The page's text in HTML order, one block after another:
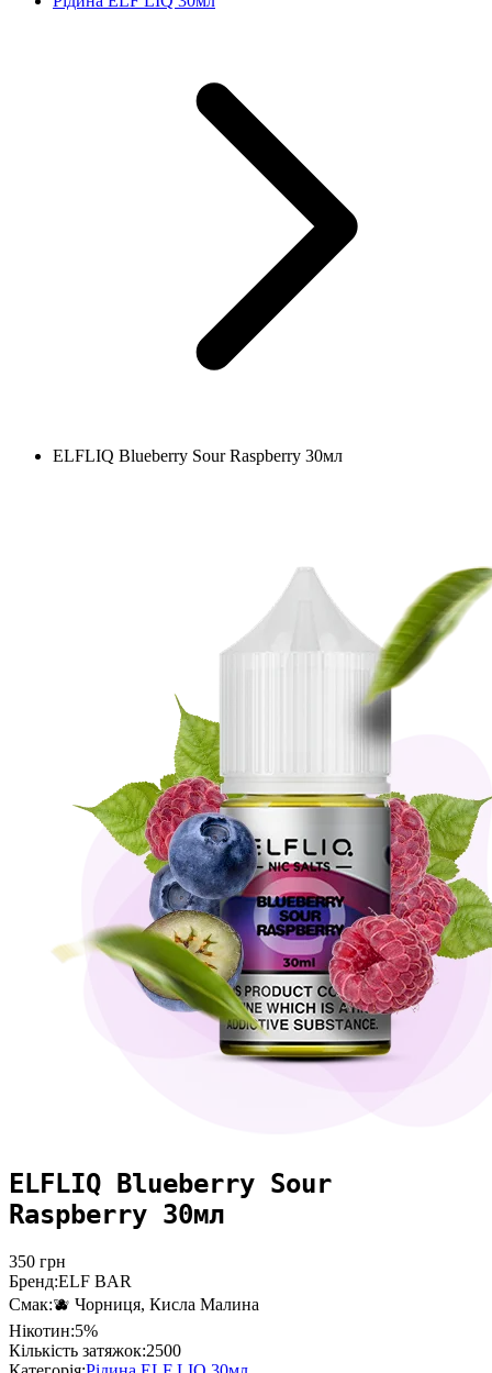
ELFLIQ Blueberry Sour Raspberry 30мл
ELFLIQ Blueberry Sour
Raspberry 30мл
350 грн
Бренд:ELF BAR
Смак:🫐 Чорниця, Кисла Малина
Нікотин:5%
Кількість затяжок:2500